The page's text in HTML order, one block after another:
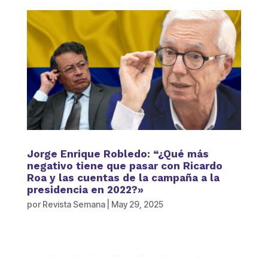
Jorge Enrique Robledo: “¿Qué más
negativo tiene que pasar con Ricardo
Roa y las cuentas de la campaña a la
presidencia en 2022?»
por Revista Semana| May 29, 2025